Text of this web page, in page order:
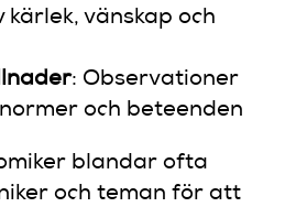
vänskap och
: Observationer
och beteenden
blandar ofta
och teman för att